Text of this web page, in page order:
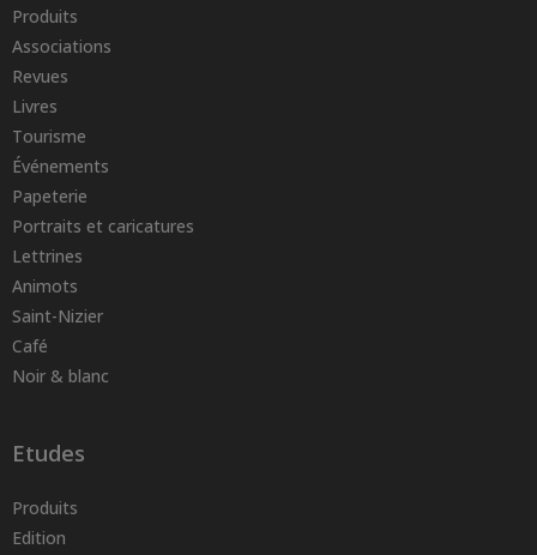
Produits
Associations
Revues
Livres
Tourisme
Événements
Papeterie
Portraits et caricatures
Lettrines
Animots
Saint-Nizier
Café
Noir & blanc
Etudes
Produits
Edition